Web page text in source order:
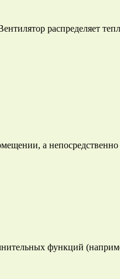
распределяет
а
функций